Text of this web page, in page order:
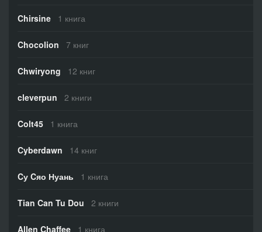
Chirsine 1 книга
Chocolion 7 книг
Chwiryong 12 книг
cleverpun 2 книги
Colt45 1 книга
Cyberdawn 14 книг
Cу Cяо Нуань 1 книга
Tian Can Tu Dou 2 книги
Allen Chaffee 1 книга